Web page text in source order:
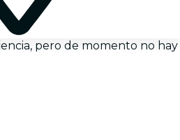
pero de momento no hay